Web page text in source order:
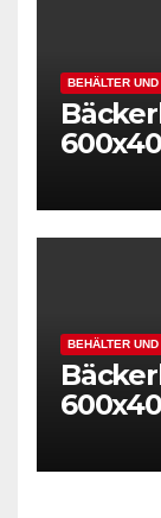
BEHÄLTER
BEHÄLTER